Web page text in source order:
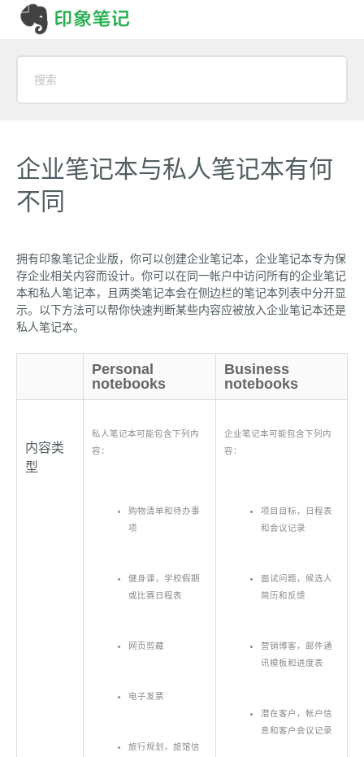
企业笔记本与私人笔记本有何
不同
拥有印象笔记企业版，你可以创建企业笔记本，企业笔记本专为保
存企业相关内容而设计。你可以在同一帐户中访问所有的企业笔记
本和私人笔记本，且两类笔记本会在侧边栏的笔记本列表中分开显
示。以下方法可以帮你快速判断某些内容应被放入企业笔记本还是
私人笔记本。
Personal
notebooks
Business
notebooks
内容类
型
私人笔记本可能包含下列内
容：
购物清单和待办事
项
健身课，学校假期
或比赛日程表
网页剪藏
电子发票
旅行规划，旅馆信
企业笔记本可能包含下列内
容：
项目目标，日程表
和会议记录
面试问题，候选人
简历和反馈
营销博客，邮件通
讯模板和进度表
潜在客户，帐户信
息和客户会议记录